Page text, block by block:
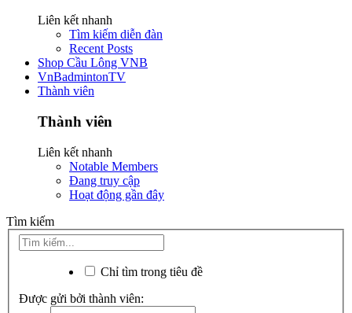
Liên kết nhanh
Tìm kiếm diễn đàn
Recent Posts
Shop Cầu Lông VNB
VnBadmintonTV
Thành viên
Thành viên
Liên kết nhanh
Notable Members
Đang truy cập
Hoạt động gần đây
Tìm kiếm
Chỉ tìm trong tiêu đề
Được gửi bởi thành viên: